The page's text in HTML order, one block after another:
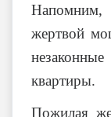
Напомним,
жертвой
квартиры.
Пожилая